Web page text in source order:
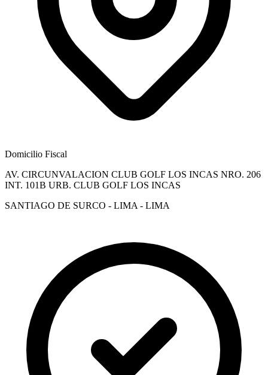
Domicilio Fiscal
AV. CIRCUNVALACION CLUB GOLF LOS INCAS NRO. 206
INT. 101B URB. CLUB GOLF LOS INCAS
SANTIAGO DE SURCO - LIMA - LIMA